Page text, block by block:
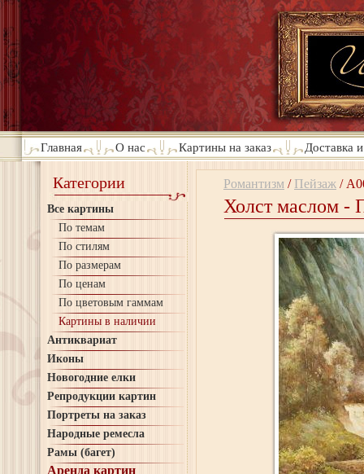
Главная О нас Картины на заказ Доставка
Категории
Все картины
По темам
По стилям
По размерам
По ценам
По цветовым гаммам
Картины в наличии
Антиквариат
Иконы
Новогодние елки
Репродукции картин
Портреты на заказ
Народные ремесла
Рамы (багет)
Аренда картин
Романтизм / Пейзаж /
Холст маслом -